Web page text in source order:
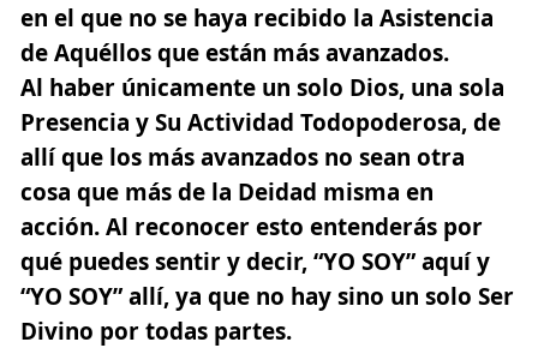
en el que no se haya recibido la Asistencia
de Aquéllos que están más avanzados.
Al haber únicamente un solo Dios, una sola
Presencia y Su Actividad Todopoderosa, de
allí que los más avanzados no sean otra
cosa que más de la Deidad misma en
acción. Al reconocer esto entenderás por
qué puedes sentir y decir, “YO SOY” aquí y
“YO SOY” allí, ya que no hay sino un solo Ser
Divino por todas partes.